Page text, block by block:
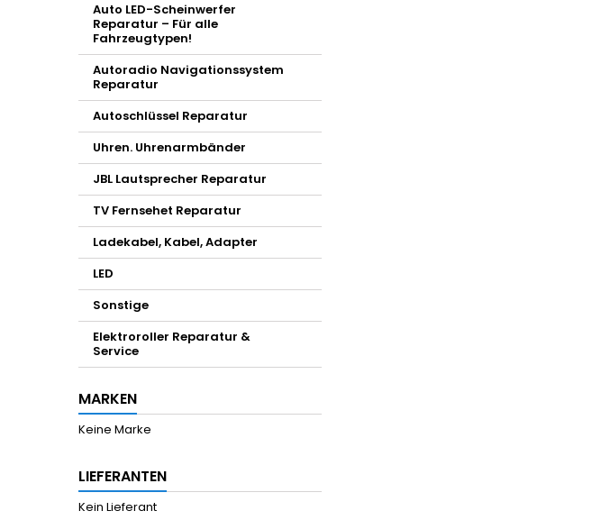
Auto LED-Scheinwerfer
Reparatur – Für alle
Fahrzeugtypen!
Autoradio Navigationssystem
Reparatur
Autoschlüssel Reparatur
Uhren. Uhrenarmbänder
JBL Lautsprecher Reparatur
TV Fernsehet Reparatur
Ladekabel, Kabel, Adapter
LED
Sonstige
Elektroroller Reparatur &
Service
MARKEN
Keine Marke
LIEFERANTEN
Kein Lieferant